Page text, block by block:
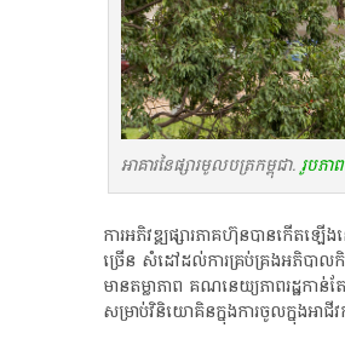
អាគារនៃផ្សារមូលបត្រកម្ពុជា.រូបភ
ការ​អភិវឌ្ឍ​ផ្សារភាគហ៊ុន​បាន​កើតឡើ
ច្រើន​ សំដៅ​ដល់​ការ​គ្រប់គ្រង​អភិបាលកិ
មាន​តម្លាភាព​ គណនេយ្យ​ភាព​រដ្ឋ​កាន់
សម្រាប់​វិនិយោគិន​ក្នុង​ការ​ចូល​ក្នុង​អាជី